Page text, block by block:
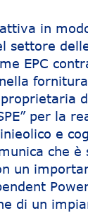
in
settore
EPC
per la
e
che è
un
di un